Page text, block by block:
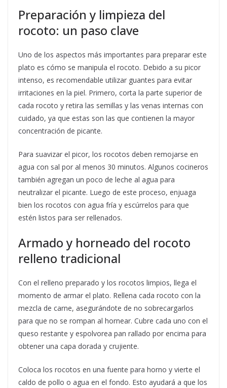
Preparación y limpieza del
rocoto: un paso clave
Uno de los aspectos más importantes para preparar este
plato es cómo se manipula el rocoto. Debido a su picor
intenso, es recomendable utilizar guantes para evitar
irritaciones en la piel. Primero, corta la parte superior de
cada rocoto y retira las semillas y las venas internas con
cuidado, ya que estas son las que contienen la mayor
concentración de picante.
Para suavizar el picor, los rocotos deben remojarse en
agua con sal por al menos 30 minutos. Algunos cocineros
también agregan un poco de leche al agua para
neutralizar el picante. Luego de este proceso, enjuaga
bien los rocotos con agua fría y escúrrelos para que
estén listos para ser rellenados.
Armado y horneado del rocoto
relleno tradicional
Con el relleno preparado y los rocotos limpios, llega el
momento de armar el plato. Rellena cada rocoto con la
mezcla de carne, asegurándote de no sobrecargarlos
para que no se rompan al hornear. Cubre cada uno con el
queso restante y espolvorea pan rallado por encima para
obtener una capa dorada y crujiente.
Coloca los rocotos en una fuente para horno y vierte el
caldo de pollo o agua en el fondo. Esto ayudará a que los